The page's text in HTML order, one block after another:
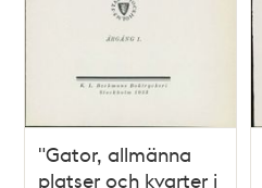
"Gator, allmänna
platser och kvarter i